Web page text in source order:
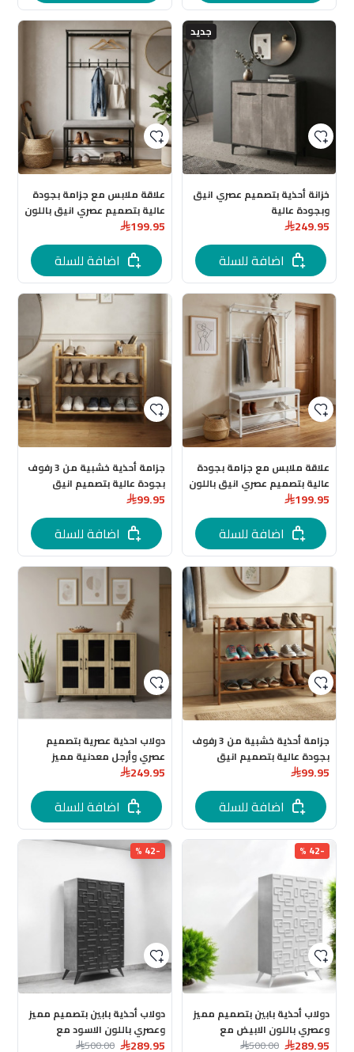
جديد
خزانة أحذية بتصميم عصري انيق
وبجودة عالية
249.95
اضافة للسلة
علاقة ملابس مع جزامة بجودة
عالية بتصميم عصري انيق باللون
سم
199.95
اضافة للسلة
علاقة ملابس مع جزامة بجودة
عالية بتصميم عصري انيق باللون
سم
199.95
اضافة للسلة
جزامة أحذية خشبية من 3 رفوف
بجودة عالية بتصميم انيق
99.95
اضافة للسلة
جزامة أحذية خشبية من 3 رفوف
بجودة عالية بتصميم انيق
23.5 × 51 سم
99.95
اضافة للسلة
دولاب احذية عصرية بتصميم
عصري وأرجل معدنية مميز
249.95
اضافة للسلة
-42 %
دولاب أحذية بابين بتصميم مميز
وعصري باللون الابيض مع
الرمادي
289.95
500.00
-42 %
دولاب أحذية بابين بتصميم مميز
وعصري باللون الاسود مع
الرمادي
289.95
500.00